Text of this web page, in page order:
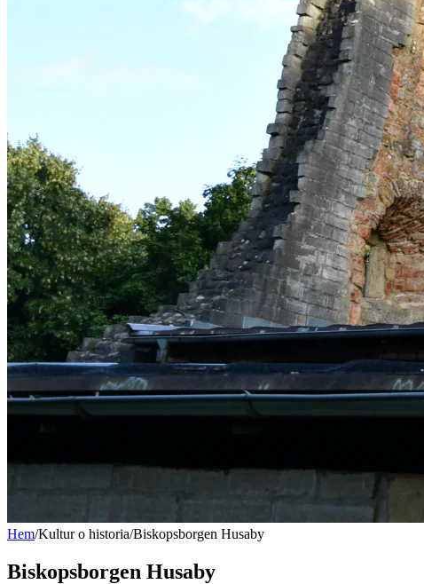
Hem/Kultur o historia/Biskopsborgen Husaby
Biskopsborgen Husaby